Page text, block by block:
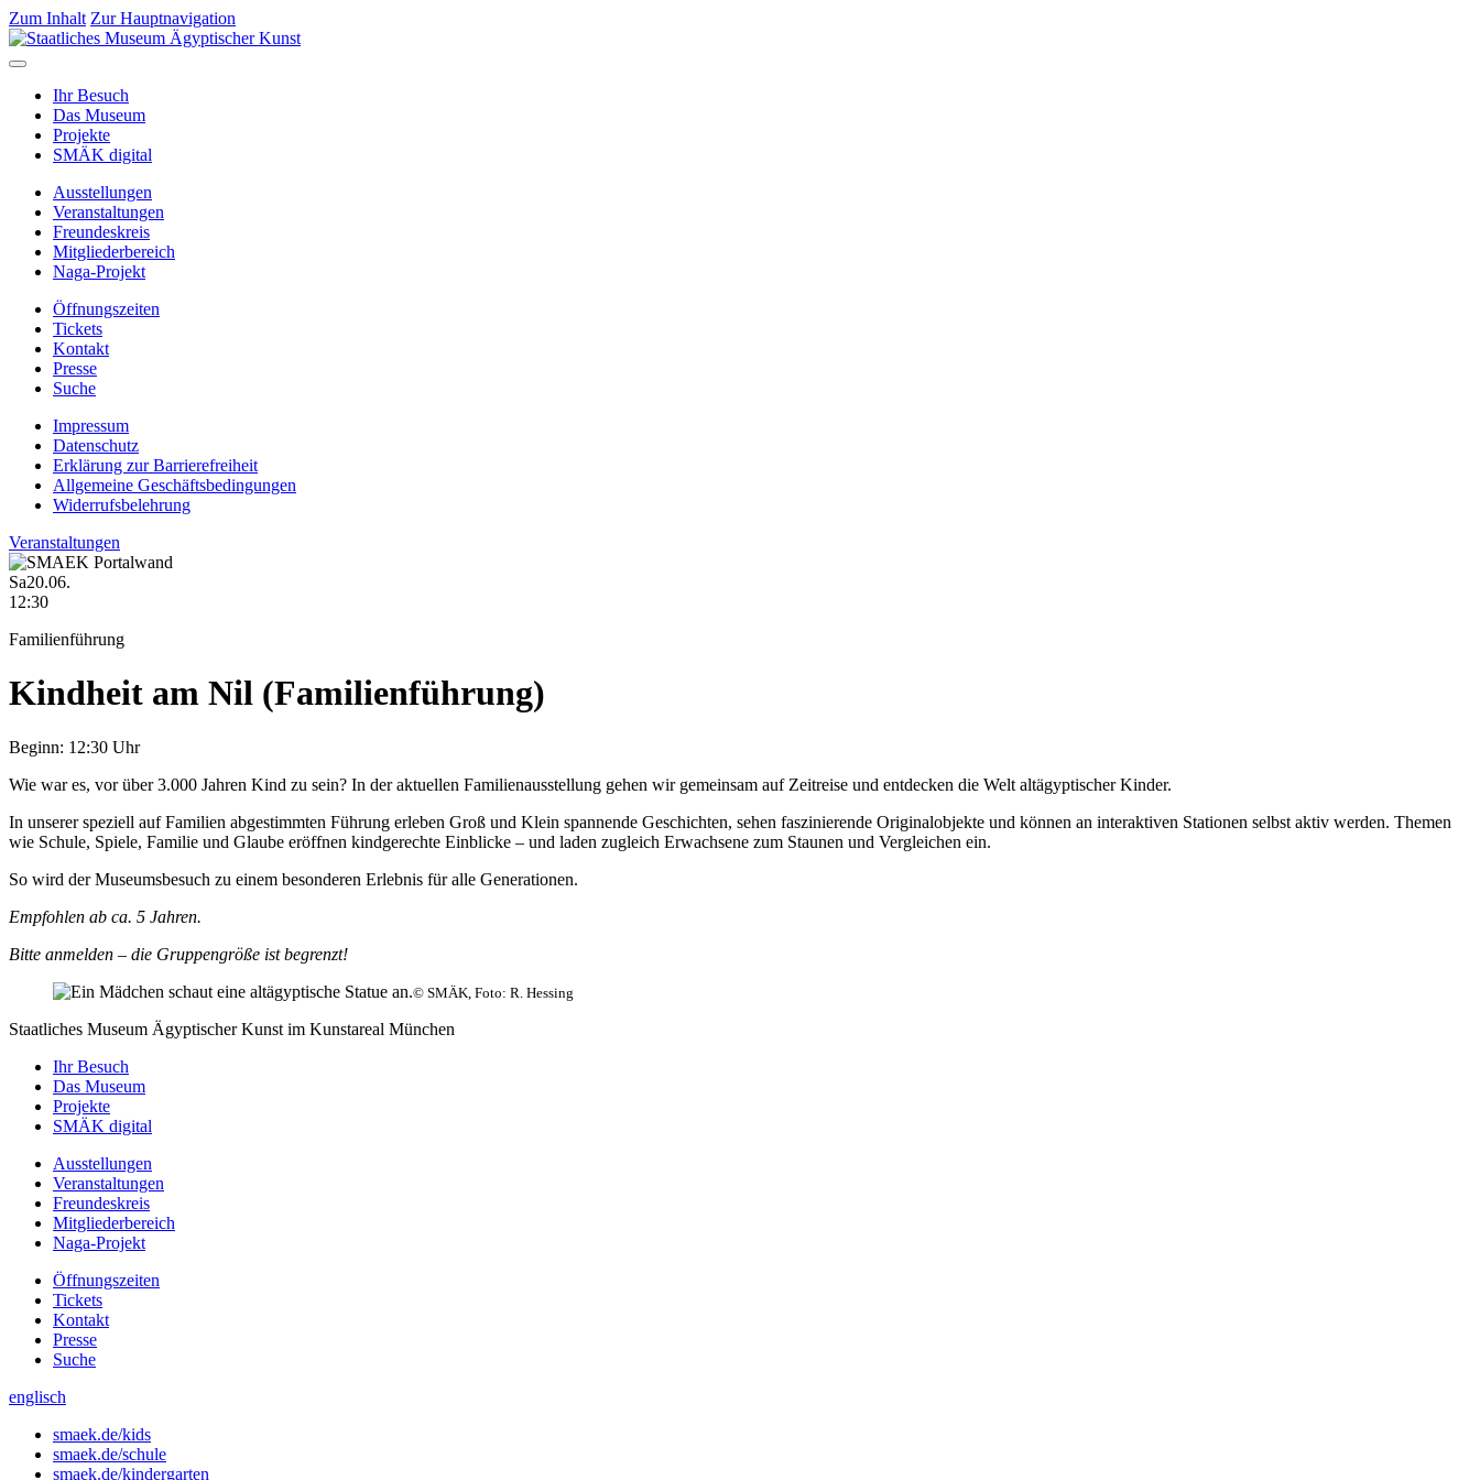
Zum Inhalt Zur Hauptnavigation
Ihr Besuch
Das Museum
Projekte
SMÄK digital
Ausstellungen
Veranstaltungen
Freundeskreis
Mitgliederbereich
Naga-Projekt
Öffnungszeiten
Tickets
Kontakt
Presse
Suche
Impressum
Datenschutz
Erklärung zur Barrierefreiheit
Allgemeine Geschäftsbedingungen
Widerrufsbelehrung
Veranstaltungen
Sa20.06.
12:30
Familienführung
Kindheit am Nil (Familienführung)
Beginn: 12:30 Uhr
Wie war es, vor über 3.000 Jahren Kind zu sein? In der aktuellen Familienausstellung gehen wir gemeinsam auf Zeitreise und entdecken die Welt altägyptischer Kinder.
In unserer speziell auf Familien abgestimmten Führung erleben Groß und Klein spannende Geschichten, sehen faszinierende Originalobjekte und können an interaktiven Stationen selbst aktiv werden. Themen
wie Schule, Spiele, Familie und Glaube eröffnen kindgerechte Einblicke – und laden zugleich Erwachsene zum Staunen und Vergleichen ein.
So wird der Museumsbesuch zu einem besonderen Erlebnis für alle Generationen.
Empfohlen ab ca. 5 Jahren.
Bitte anmelden – die Gruppengröße ist begrenzt!
© SMÄK, Foto: R. Hessing
Staatliches Museum Ägyptischer Kunst im Kunstareal München
Ihr Besuch
Das Museum
Projekte
SMÄK digital
Ausstellungen
Veranstaltungen
Freundeskreis
Mitgliederbereich
Naga-Projekt
Öffnungszeiten
Tickets
Kontakt
Presse
Suche
englisch
smaek.de/kids
smaek.de/schule
smaek.de/kindergarten